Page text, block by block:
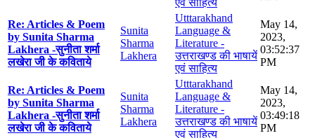
Re: Articles & Poem
by Sunita Sharma
Lakhera -सुनीता शर्मा
लखेरा जी के कविताये
Sunita
Sharma
Lakhera
Utttarakhand
Language &
Literature -
उत्तराखण्ड की भाषायें
एवं साहित्य
May 14,
2023,
03:52:37
PM
Re: Articles & Poem
by Sunita Sharma
Lakhera -सुनीता शर्मा
लखेरा जी के कविताये
Sunita
Sharma
Lakhera
Utttarakhand
Language &
Literature -
उत्तराखण्ड की भाषायें
एवं साहित्य
May 14,
2023,
03:49:18
PM